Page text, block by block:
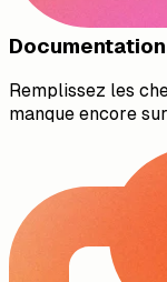
Documentation
Remplissez les
manque encore